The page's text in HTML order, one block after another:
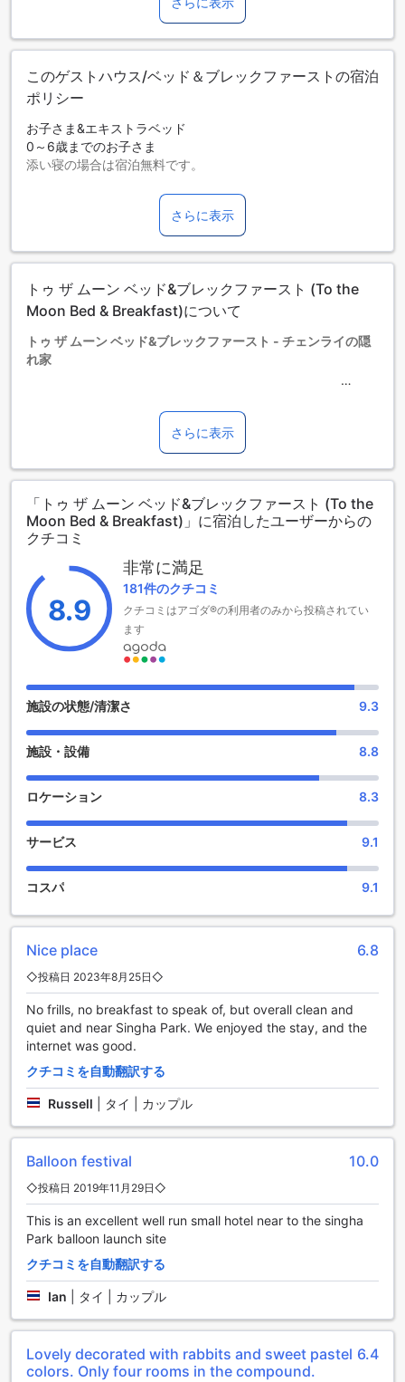
このゲストハウス/ベッド＆ブレックファーストの宿泊
ポリシー
お子さま&エキストラベッド
0～6歳までのお子さま
添い寝の場合は宿泊無料です。
ます。各ルームタイプ欄の記載をお確かめください。ルーム
タイプの欄にエキストラベッド追加のオプションが提示され
ていない場合は、エキストラベッドの追加はできません。
【ご注意】6部屋以上をご予約の場合は、異なるご予約条件や
さらに表示
トゥ ザ ムーン ベッド&ブレックファースト (To the
Moon Bed & Breakfast)について
トゥ ザ ムーン ベッド&ブレックファースト - チェンライの隠
れ家
トゥ ザ ムーン ベッド&ブレックファーストは、タイの美しい
チェンライに位置する魅力的な2.5つ星ホテルです。このホテ
ルは、静かな環境の中でリラックスしたひとときを提供し、
観光名所へのアクセスも便利です。市中心部からわずか10キ
ロの距離にあり、空港までも車で約20分という好立地です。
チェックインは午後2時から、チェックアウトは正午12時まで
可能で、旅行者のニーズに合わせた柔軟な時間設定が魅力で
す。客室は全4室で、アットホームな雰囲気が漂う中、快適な
滞在をお約束します。ただし、当ホテルではお子様の無料宿
泊はご利用いただけませんので、追加料金が発生する場合が
ございます。トゥ ザ ムーン ベッド&ブレックファーストで、
特別な思い出を作りませんか？
トゥ ザ ムーン ベッド&ブレックファーストのエンターテイン
トゥ ザ ムーン ベッド&ブレックファーストでは、訪れるゲス
特に目を引くのは、広々とした美しい庭園です。この庭園
は、色とりどりの花々や緑豊かな木々に囲まれ、まるで自然
の中にいるかのようなリラックスした雰囲気を醸し出してい
ます。ゲストは、庭園内を散策しながら、静かな時間を楽し
また、庭園には快適なベンチや座席エリアが設けられてお
り、読書やおしゃべりを楽しむのに最適な場所です。朝の光
の中で朝食を楽しんだり、夕暮れ時に友人や家族と共に過ご
したりすることができ、特別な思い出を作ることができま
常の喧騒から離れ、心身ともにリフレッシュできる理想的な
トゥ ザ ムーン ベッド&ブレックファーストの便利な施設
トゥ ザ ムーン ベッド&ブレックファーストでは、快適な滞在
をサポートするための便利な施設が充実しています。まず、
全客室で利用可能な無料Wi-Fiは、旅行者にとって必須のサー
ビスです。どこにいてもインターネットに接続できるため、
観光情報の検索やSNSへの投稿もスムーズに行えます。ま
た、公共エリアでもWi-Fiが利用できるため、ロビーや共用ス
です。
さらに、毎日のハウスキーピングサービスも提供されてお
お部屋を整えてくれるため、滞在中はいつでも清潔感あふれ
ックファーストは、便利な施設を通じて、ゲストの皆様に心
地よい滞在を提供しています。
トゥ ザ ムーン ベッド&ブレックファーストの交通施設
トゥ ザ ムーン ベッド&ブレックファーストでは、快適な滞在
宿泊者専用の駐車場が敷地内に完備されており、車でのアク
セスも非常に便利です。この駐車場は無料で利用でき、安心
さらに表示
「トゥ ザ ムーン ベッド&ブレックファースト (To the
Moon Bed & Breakfast)」に宿泊したユーザーからの
クチコミ
8.9
非常に満足
181件のクチコミ
クチコミはアゴダ®の利用者のみから投稿されてい
ます
施設の状態/清潔さ 9.3
施設・設備 8.8
ロケーション 8.3
サービス 9.1
コスパ 9.1
Nice place 6.8
◇投稿日 2023年8月25日◇
No frills, no breakfast to speak of, but overall clean and
quiet and near Singha Park. We enjoyed the stay, and the
internet was good.
クチコミを自動翻訳する
Russell タイ | カップル
Balloon festival 10.0
◇投稿日 2019年11月29日◇
This is an excellent well run small hotel near to the singha
Park balloon launch site
クチコミを自動翻訳する
Ian タイ | カップル
Lovely decorated with rabbits and sweet pastel
colors. Only four rooms in the compound.
6.4